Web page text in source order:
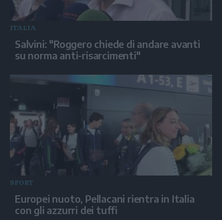
ITALIA
Salvini: "Roggero chiede di andare avanti
su norma anti-risarcimenti"
SPORT
Europei nuoto, Pellacani rientra in Italia
con gli azzurri dei tuffi